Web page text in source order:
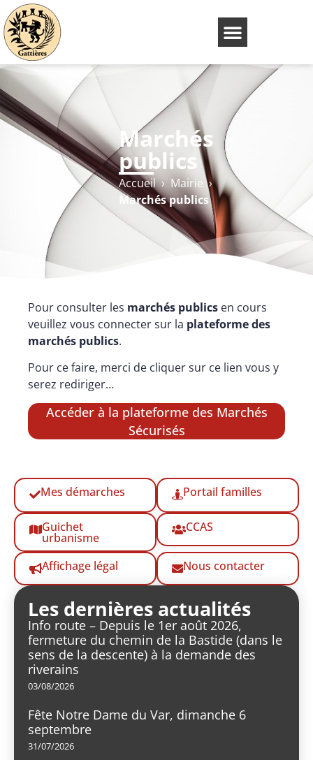
Marchés
publics
Accueil›Mairie ›
Marchés publics
Pour consulter les marchés publics en cours
veuillez vous connecter sur la plateforme des
marchés publics.
Pour ce faire, merci de cliquer sur ce lien vous y
serez rediriger…
Accéder à la plateforme des Marchés
Sécurisés
Mes démarches Portail familles
Guichet
urbanisme
CCAS
Affichage légal Nous contacter
Les dernières actualités
Info route – Depuis le 1er août 2026,
fermeture du chemin de la Bastide (dans le
sens de la descente) à la demande des
riverains
03/08/2026
Fête Notre Dame du Var, dimanche 6
septembre
31/07/2026